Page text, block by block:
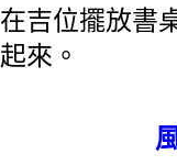
在吉位擺放書
起來。